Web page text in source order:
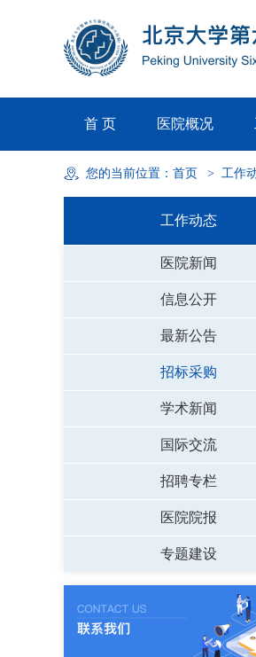
首 页 医院概况
您的当前位置： 首页 > 工作
工作动态
医院新闻
信息公开
最新公告
招标采购
学术新闻
国际交流
招聘专栏
医院院报
专题建设